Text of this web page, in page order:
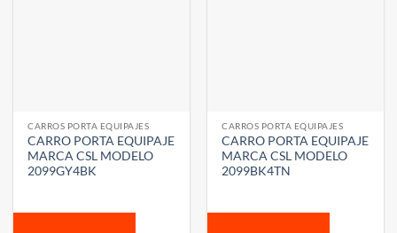
CARROS PORTA EQUIPAJES
CARRO PORTA EQUIPAJE
MARCA CSL MODELO
2099GY4BK
CARROS PORTA EQUIPAJES
CARRO PORTA EQUIPAJE
MARCA CSL MODELO
2099BK4TN